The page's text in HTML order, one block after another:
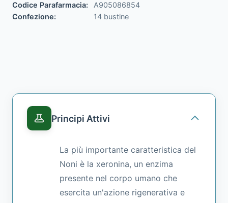
Codice Parafarmacia:
A905086854
Confezione:
14 bustine
Principi Attivi
La più importante caratteristica del
Noni è la xeronina, un enzima
presente nel corpo umano che
esercita un'azione rigenerativa e